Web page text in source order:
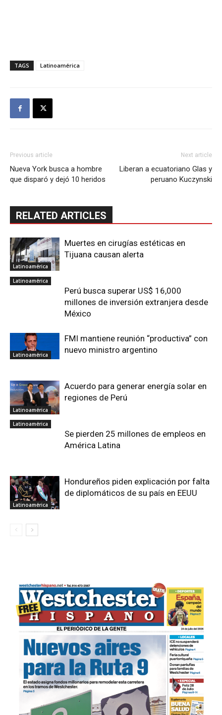
TAGS Latinoamérica
Previous article
Nueva York busca a hombre
que disparó y dejó 10 heridos
Next article
Liberan a ecuatoriano Glas y
peruano Kuczynski
RELATED ARTICLES
Latinoamérica
Muertes en cirugías estéticas en
Tijuana causan alerta
Latinoamérica
Perú busca superar US$ 16,000
millones de inversión extranjera desde
México
Latinoamérica
FMI mantiene reunión “productiva” con
nuevo ministro argentino
Latinoamérica
Acuerdo para generar energía solar en
regiones de Perú
Latinoamérica
Se pierden 25 millones de empleos en
América Latina
Latinoamérica
Hondureños piden explicación por falta
de diplomáticos de su país en EEUU